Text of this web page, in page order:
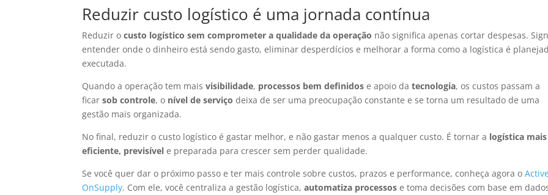
Reduzir custo logístico é uma jornada contínua
Reduzir ocusto logístico sem comprometer a qualidade da operação não significa apenas cortar despesas.
entender onde o dinheiro está sendo gasto, eliminar desperdícios e melhorar a forma como a logística é
executada.
Quando a operação tem maisvisibilidade, processos bem definidos e apoio datecnologia, os custos passam a
ficarsob controle, o nível de serviçodeixa de ser uma preocupação constante e se torna um resultado de uma
gestão mais organizada.
No final, reduzir o custo logístico é gastar melhor, e não gastar menos a qualquer custo. É tornar a logística mais
eficiente, previsívele preparada para crescer sem perder qualidade.
Se você quer dar o próximo passo e ter mais controle sobre custos, prazos e performance, conheça agora o
OnSupply. Com ele, você centraliza a gestão logística,automatiza processos e toma decisões com base em